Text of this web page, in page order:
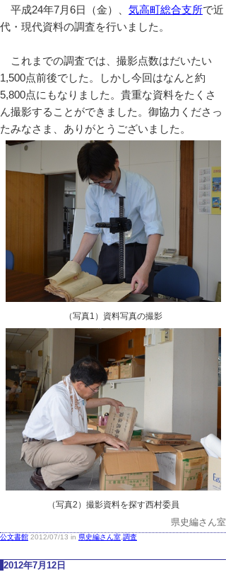
平成24年7月6日（金）、 気高町総合支所で近
代・現代資料の調査を行いました。
これまでの調査では、撮影点数はだいたい
1,500点前後でした。しかし今回はなんと約
5,800点にもなりました。貴重な資料をたくさ
ん撮影することができました。御協力くださっ
たみなさま、ありがとうございました。
（写真1）資料写真の撮影
（写真2）撮影資料を探す西村委員
県史編さん室
公文書館 2012/07/13 in 県史編さん室 調査
2012年7月12日